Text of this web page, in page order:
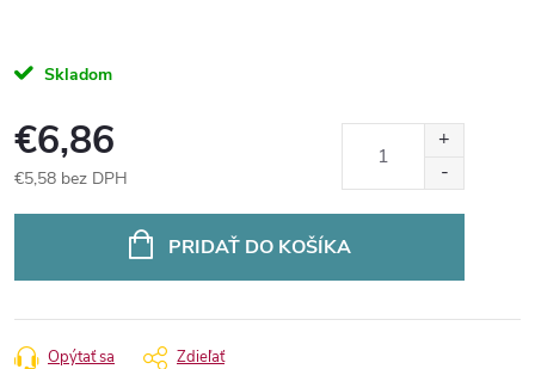
Skladom
€6,86
€5,58 bez DPH
PRIDAŤ DO KOŠÍKA
Opýtať sa Zdieľať